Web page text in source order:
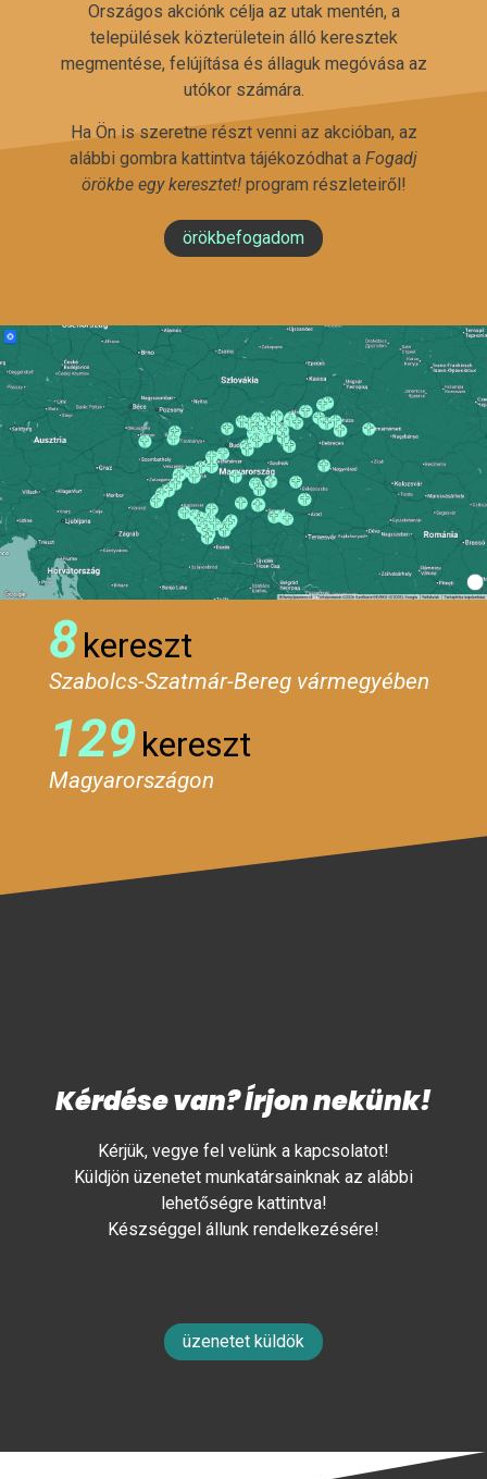
Országos akciónk célja az utak mentén, a
települések közterületein álló keresztek
megmentése, felújítása és állaguk megóvása az
utókor számára.
Ha Ön is szeretne részt venni az akcióban, az
alábbi gombra kattintva tájékozódhat a Fogadj
örökbe egy keresztet!program részleteiről!
örökbefogadom
8kereszt
Szabolcs-Szatmár-Bereg vármegyében
129kereszt
Magyarországon
Kérdése van? Írjon nekünk!
Kérjük, vegye fel velünk a kapcsolatot!
Küldjön üzenetet munkatársainknak az alábbi
lehetőségre kattintva!
Készséggel állunk rendelkezésére!
üzenetet küldök